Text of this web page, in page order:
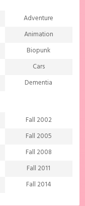
Adventure
Animation
Biopunk
Cars
Dementia
Extreme sports
Food
Gourmet
History
Josei
Fall 2002
Fall 2005
Fall 2008
Fall 2011
Fall 2014